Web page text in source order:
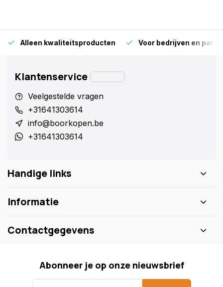
Alleen kwaliteitsproducten Voor bedrijven en
Klantenservice
Veelgestelde vragen
+31641303614
info@boorkopen.be
+31641303614
Handige links
Informatie
Contactgegevens
Abonneer je op onze nieuwsbrief